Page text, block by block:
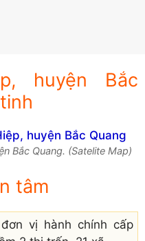
huyện Bắc
Bắc Quang. (Satelite Map)
tâm
vị hành chính cấp